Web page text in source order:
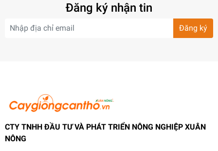
Đăng ký nhận tin
Đăng ký
CTY TNHH ĐẦU TƯ VÀ PHÁT TRIỂN NÔNG NGHIỆP XUÂN
NÔNG